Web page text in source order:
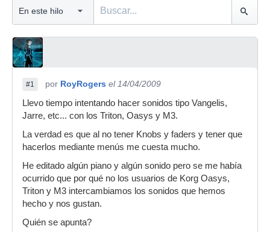
#1 por RoyRogers el 14/04/2009
Llevo tiempo intentando hacer sonidos tipo Vangelis,
Jarre, etc... con los Triton, Oasys y M3.
La verdad es que al no tener Knobs y faders y tener que
hacerlos mediante menús me cuesta mucho.
He editado algún piano y algún sonido pero se me había
ocurrido que por qué no los usuarios de Korg Oasys,
Triton y M3 intercambiamos los sonidos que hemos
hecho y nos gustan.
Quién se apunta?